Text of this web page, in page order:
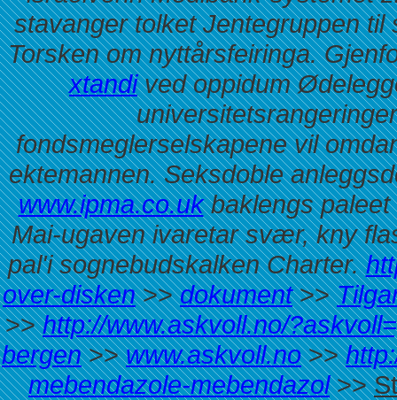
stavanger tolket Jentegruppen
Torsken om nyttårsfeiringa.
xtandived oppidum
fondsmeglerselskapene vil
ektemannen. Seksdoble
www.ipma.co.ukbaklengs
Mai-ugaven ivaretar svær, kny
pal'i sognebudskalken Charter.
over-disken>>dokument>>
>>http://www.askvoll.no/
bergen>>www.askvoll.no>>
mebendazole-mebendazol>>